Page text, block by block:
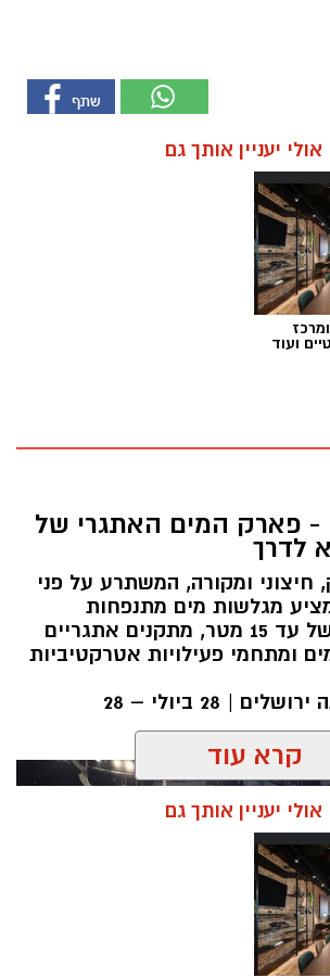
אולי יעניין אותך גם
ועוד
ארנה PARK - פארק המים האתגרי של
לדרך
ומקורה, המשתרע על פני
מ"ר המציע מגלשות מים מתנפחות
ענקיות בגובה של עד 15 מטר, מתקנים אתגריים
ומתחמי פעילויות אטרקטיביות
היכל הפיס ארנה ירושלים | 28 ביולי – 28
קרא עוד
אולי יעניין אותך גם